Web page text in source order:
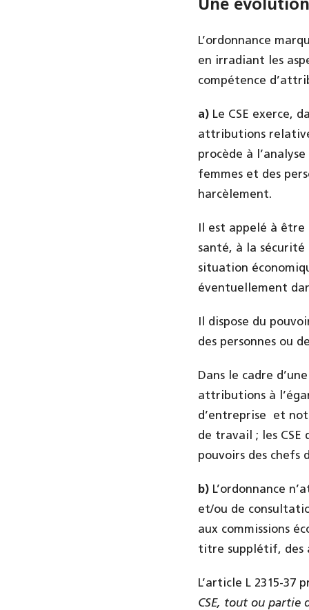
Une
L’ordonnance
en irradiant les
compétence
a) Le CSE exerce,
attributions
procède à
femmes et des
harcèlement.
Il est appelé à
santé, à la
situation
éventuellement
Il dispose du
des personnes ou
Dans le cadre
attributions à
d’entreprise et
de travail ; les CSE
pouvoirs des chefs
b) L’ordonnance
et/ou de
aux commissions
titre supplétif, des
L’article L 2315-37
CSE, tout ou partie